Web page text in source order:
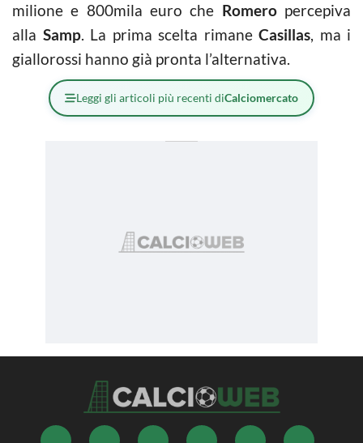
milione e 800mila euro che Romeropercepiva
alla Samp. La prima scelta rimane Casillas, ma i
giallorossi hanno già pronta l’alternativa.
Leggi gli articoli più recenti diCalciomercato